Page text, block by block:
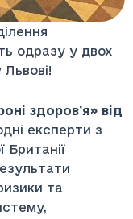
одразу у двох
здоровʼя» від
експерти з
та